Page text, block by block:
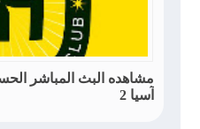
مشاهده البث المباشر
آسيا 2